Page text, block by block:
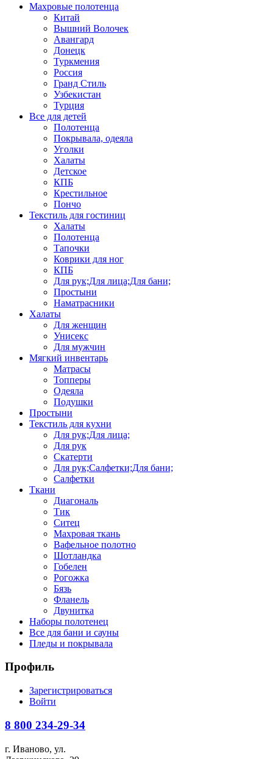
Махровые полотенца
Китай
Вышний Волочек
Авангард
Донецк
Туркмения
Россия
Гранд Стиль
Узбекистан
Турция
Все для детей
Полотенца
Покрывала, одеяла
Уголки
Халаты
Детское
КПБ
Крестильное
Пончо
Текстиль для гостиниц
Халаты
Полотенца
Тапочки
Коврики для ног
КПБ
Для рук;Для лица;Для бани;
Простыни
Наматрасники
Халаты
Для женщин
Унисекс
Для мужчин
Мягкий инвентарь
Матрасы
Топперы
Одеяла
Подушки
Простыни
Текстиль для кухни
Для рук;Для лица;
Для рук
Скатерти
Для рук;Салфетки;Для бани;
Салфетки
Ткани
Диагональ
Тик
Ситец
Махровая ткань
Вафельное полотно
Шотландка
Гобелен
Рогожка
Бязь
Фланель
Двунитка
Наборы полотенец
Все для бани и сауны
Пледы и покрывала
Профиль
Зарегистрироваться
Войти
8 800 234-29-34
г. Иваново, ул.